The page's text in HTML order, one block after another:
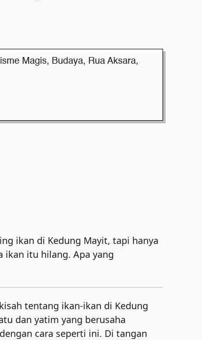
Magis, Budaya, Rua Aksara,
ikan di Kedung Mayit, tapi hanya
ikan itu hilang. Apa yang
tentang ikan-ikan di Kedung
dan yatim yang berusaha
cara seperti ini. Di tangan